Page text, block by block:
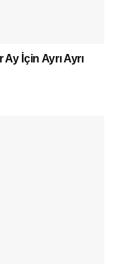
İçin Ayrı Ayrı